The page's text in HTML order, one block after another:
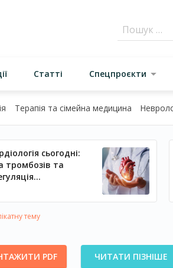
Статті Спецпроєкти
Терапія та сімейна медицина
сьогодні:
тромбозів та
тему
PDF ЧИТАТИ ПІЗНІШЕ